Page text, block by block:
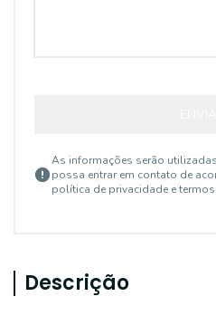
As informações serão
possa entrar em contato de
política de privacidade e
Descrição